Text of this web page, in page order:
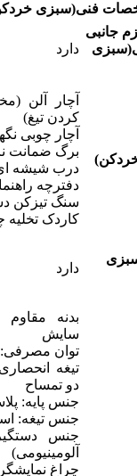
فنی(سبزی
جانبی
دارد
آچار آلن
کردن تیغ)
آچار چوبی
برگ ضمانت
درب شیشه
دفترچه راهنما
سنگ تیزکن
کاردک تخلیه
دارد
بدنه
سایش
توان مصرفی: 220 وات
تیغه
دو تمساح
جنس پایه:
جنس تیغه:
جنس
آلومینیومی)
چراغ